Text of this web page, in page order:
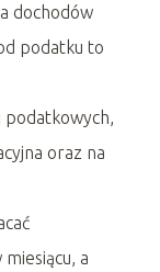
dochodów
podatku to
podatkowych,
oraz na
a